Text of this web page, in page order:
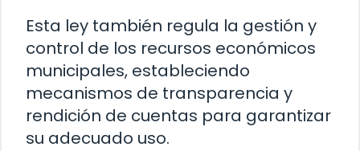
Esta ley también regula la gestión y
control de los recursos económicos
municipales, estableciendo
mecanismos de transparencia y
rendición de cuentas para garantizar
su adecuado uso.